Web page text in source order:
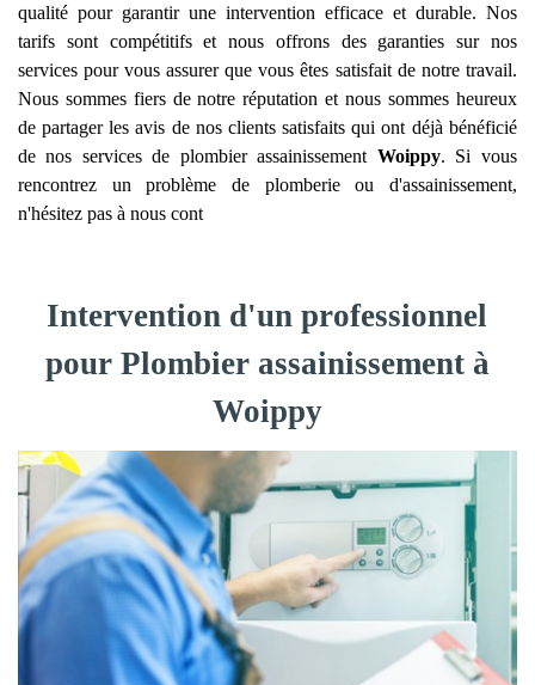
qualité pour garantir une intervention efficace et durable. Nos
tarifs sont compétitifs et nous offrons des garanties sur nos
services pour vous assurer que vous êtes satisfait de notre travail.
Nous sommes fiers de notre réputation et nous sommes heureux
de partager les avis de nos clients satisfaits qui ont déjà bénéficié
de nos services de plombier assainissement Woippy. Si vous
rencontrez un problème de plomberie ou d'assainissement,
n'hésitez pas à nous cont
Intervention d'un professionnel
pour Plombier assainissement à
Woippy